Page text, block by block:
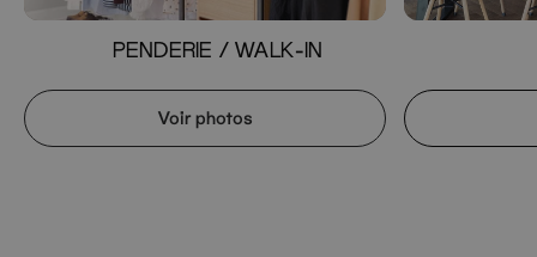
PENDERIE / WALK-IN
Voir photos